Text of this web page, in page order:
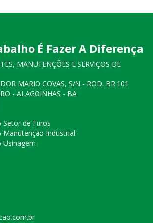
É Fazer A Diferença
MANUTENÇÕES E SERVIÇOS DE
MARIO COVAS, S/N - ROD. BR 101
- ALAGOINHAS - BA
Setor de Furos
Manutenção Industrial
Usinagem